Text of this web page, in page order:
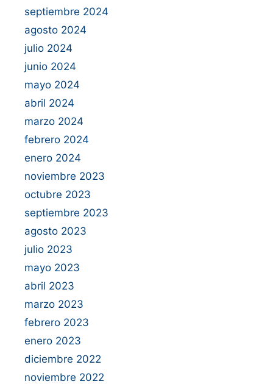
septiembre 2024
agosto 2024
julio 2024
junio 2024
mayo 2024
abril 2024
marzo 2024
febrero 2024
enero 2024
noviembre 2023
octubre 2023
septiembre 2023
agosto 2023
julio 2023
mayo 2023
abril 2023
marzo 2023
febrero 2023
enero 2023
diciembre 2022
noviembre 2022